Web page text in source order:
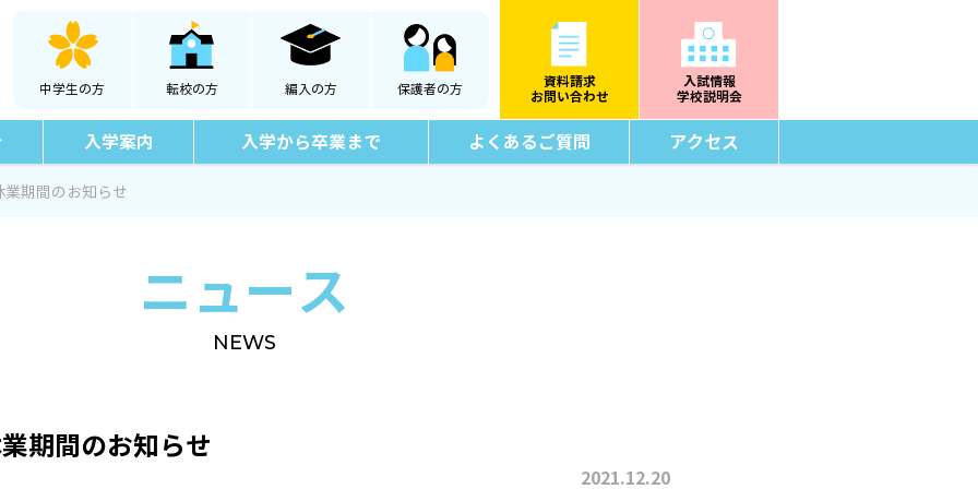
中学生の方 転校の方 編入の方 保護者の方
資料請求
お問い合わせ
入試情報
学校説明会
入学案内 入学から卒業まで よくあるご質問 アクセス
期間のお知らせ
ニュース
NEWS
期間のお知らせ
2021.12.20